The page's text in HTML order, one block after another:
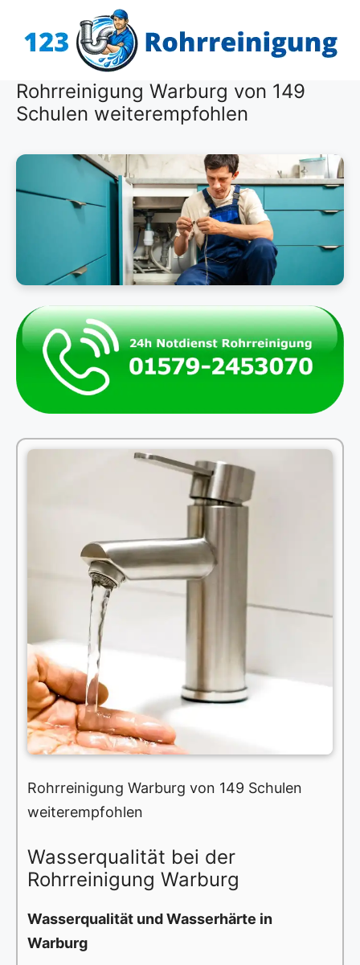
Inhalt
Rohrreinigung Warburg von 149
Schulen weiterempfohlen
Rohrreinigung Warburg von 149 Schulen
weiterempfohlen
Wasserqualität bei der
Rohrreinigung Warburg
Wasserqualität und Wasserhärte in
Warburg